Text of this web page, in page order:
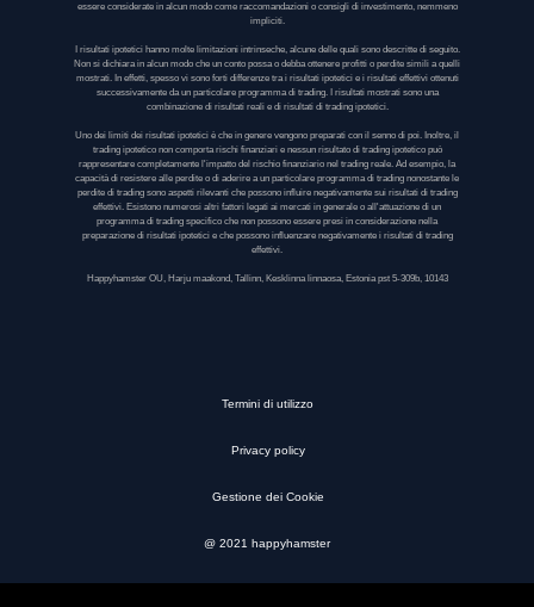
essere considerate in alcun modo come raccomandazioni o consigli di investimento, nemmeno
impliciti.
I risultati ipotetici hanno molte limitazioni intrinseche, alcune delle quali sono descritte di seguito.
Non si dichiara in alcun modo che un conto possa o debba ottenere profitti o perdite simili a quelli
mostrati. In effetti, spesso vi sono forti differenze tra i risultati ipotetici e i risultati effettivi ottenuti
successivamente da un particolare programma di trading. I risultati mostrati sono una
combinazione di risultati reali e di risultati di trading ipotetici.
Uno dei limiti dei risultati ipotetici è che in genere vengono preparati con il senno di poi. Inoltre, il
trading ipotetico non comporta rischi finanziari e nessun risultato di trading ipotetico può
rappresentare completamente l'impatto del rischio finanziario nel trading reale. Ad esempio, la
capacità di resistere alle perdite o di aderire a un particolare programma di trading nonostante le
perdite di trading sono aspetti rilevanti che possono influire negativamente sui risultati di trading
effettivi. Esistono numerosi altri fattori legati ai mercati in generale o all'attuazione di un
programma di trading specifico che non possono essere presi in considerazione nella
preparazione di risultati ipotetici e che possono influenzare negativamente i risultati di trading
effettivi.
Happyhamster OU, Harju maakond, Tallinn, Kesklinna linnaosa, Estonia pst 5-309b, 10143
Termini di utilizzo
Privacy policy
Gestione dei Cookie
@ 2021 happyhamster